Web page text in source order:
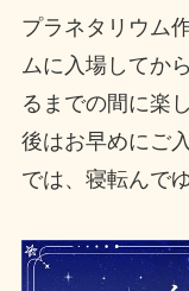
プラネタリウム
ムに入場してか
るまでの間に楽
後はお早めにご
では、寝転んで